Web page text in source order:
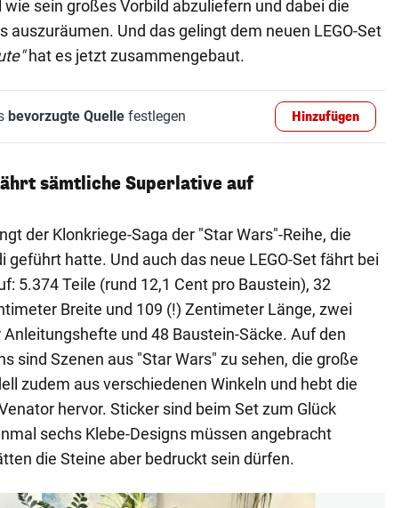
sein großes Vorbild abzuliefern und dabei die
auszuräumen. Und das gelingt dem neuen LEGO-Set
hat es jetzt zusammengebaut.
bevorzugte Quellefestlegen Hinzufügen
sämtliche Superlative auf
der Klonkriege-Saga der "Star Wars"-Reihe, die
geführt hatte. Und auch das neue LEGO-Set fährt bei
5.374 Teile (rund 12,1 Cent pro Baustein), 32
Breite und 109 (!) Zentimeter Länge, zwei
und 48 Baustein-Säcke. Auf den
sind Szenen aus "Star Wars" zu sehen, die große
zudem aus verschiedenen Winkeln und hebt die
hervor. Sticker sind beim Set zum Glück
sechs Klebe-Designs müssen angebracht
die Steine aber bedruckt sein dürfen.